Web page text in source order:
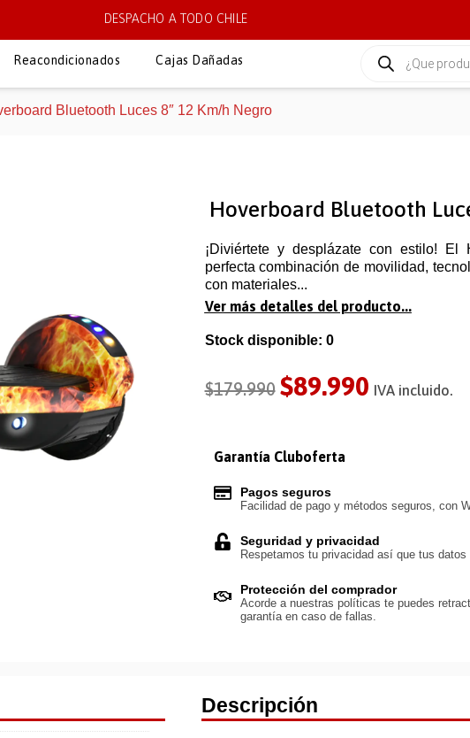
DESPACHO A TODO CHILE
Reacondicionados Cajas Dañadas
Bluetooth Luces 8″ 12 Km/h Negro
Hoverboard Bluetooth
¡Diviértete y desplázate con estilo! El
perfecta combinación de movilidad,
con materiales...
Ver más detalles del producto...
Stock disponible: 0
$179.990 $89.990 IVA incluido.
Garantía Cluboferta
Pagos seguros
Facilidad de pago y métodos seguros, con
Seguridad y privacidad
Respetamos tu privacidad así que tus
Protección del comprador
Acorde a nuestras políticas te puedes
garantía en caso de fallas.
Descripción